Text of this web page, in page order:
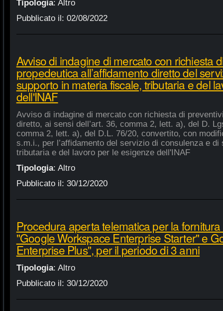
Tipologia: Altro
Pubblicato il: 02/08/2022
Avviso di indagine di mercato con richiesta
propedeutica all’affidamento diretto del
supporto in materia fiscale, tributaria e del
dell'INAF
Avviso di indagine di mercato con richiesta di
diretto, ai sensi dell’art. 36, comma 2, lett. a), del D.
comma 2, lett. a), del D.L. 76/20, convertito, con
s.m.i., per l’affidamento del servizio di consulenza e
tributaria e del lavoro per le esigenze dell'INAF
Tipologia: Altro
Pubblicato il: 30/12/2020
Procedura aperta telematica per la
"Google Workspace Enterprise Starter" e
Enterprise Plus", per il periodo di 3 anni
Tipologia: Altro
Pubblicato il: 30/12/2020